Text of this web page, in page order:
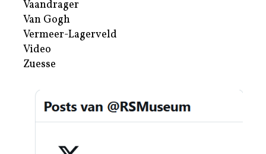
Vaandrager
Van Gogh
Vermeer-Lagerveld
Video
Zuesse